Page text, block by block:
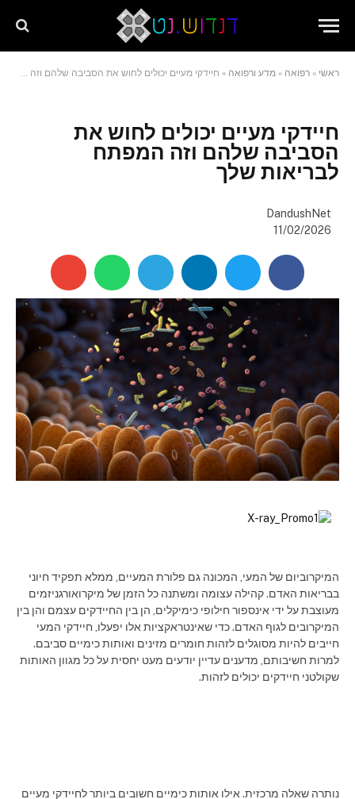
מֻפְעֶלֶת
בִּקְלִיק"
הַמְּסַיַּעַת
לִנְגִישׁוּת
הָאֲתָר.
ראשי » רפואה » מדע ורפואה » חיידקי מעיים יכולים לחוש את הסביבה שלהם וזה המפתח לבריאות שלך
חיידקי מעיים יכולים לחוש את
הסביבה שלהם וזה המפתח
לבריאות שלך
DandushNet
11/02/2026
המיקרוביום של המעי, המכונה גם פלורת המעיים, ממלא תפקיד חיוני
בבריאות האדם. קהילה עצומה ומשתנה כל הזמן של מיקרואורגניזמים
מעוצבת על ידי אינספור חילופי כימיקלים, הן בין החיידקים עצמם והן בין
המיקרובים לגוף האדם. כדי שאינטראקציות אלו יפעלו, חיידקי המעי
חייבים להיות מסוגלים לזהות חומרים מזינים ואותות כימיים סביבם.
למרות חשיבותם, מדענים עדיין יודעים מעט יחסית על כל מגוון האותות
שקולטני חיידקים יכולים לזהות.
נותרה שאלה מרכזית. אילו אותות כימיים חשובים ביותר לחיידקי מעיים